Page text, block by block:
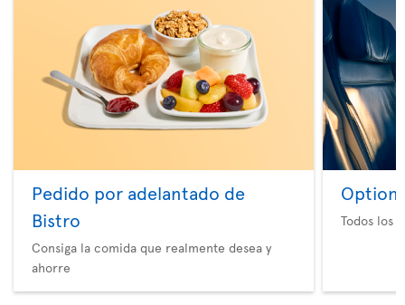
Pedido por adelantado de
Bistro
Consiga la comida que realmente desea y
ahorre
Option
Todos los